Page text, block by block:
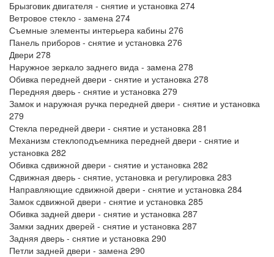
Брызговик двигателя - снятие и установка 274
Ветровое стекло - замена 274
Съемные элементы интерьера кабины 276
Панель приборов - снятие и установка 276
Двери 278
Наружное зеркало заднего вида - замена 278
Обивка передней двери - снятие и установка 278
Передняя дверь - снятие и установка 279
Замок и наружная ручка передней двери - снятие и установка
279
Стекла передней двери - снятие и установка 281
Механизм стеклоподъемника передней двери - снятие и
установка 282
Обивка сдвижной двери - снятие и установка 282
Сдвижная дверь - снятие, установка и регулировка 283
Направляющие сдвижной двери - снятие и установка 284
Замок сдвижной двери - снятие и установка 285
Обивка задней двери - снятие и установка 287
Замки задних дверей - снятие и установка 287
Задняя дверь - снятие и установка 290
Петли задней двери - замена 290